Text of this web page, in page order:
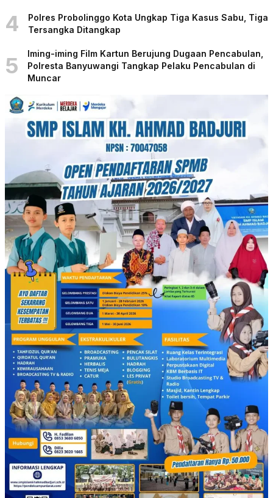
4
Polres Probolinggo Kota Ungkap Tiga Kasus Sabu, Tiga
Tersangka Ditangkap
5
Iming-iming Film Kartun Berujung Dugaan Pencabulan,
Polresta Banyuwangi Tangkap Pelaku Pencabulan di
Muncar